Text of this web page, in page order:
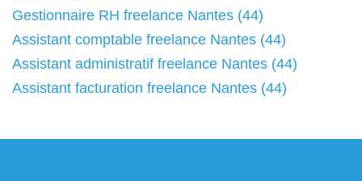
Gestionnaire RH freelance Nantes (44)
Assistant comptable freelance Nantes (44)
Assistant administratif freelance Nantes (44)
Assistant facturation freelance Nantes (44)